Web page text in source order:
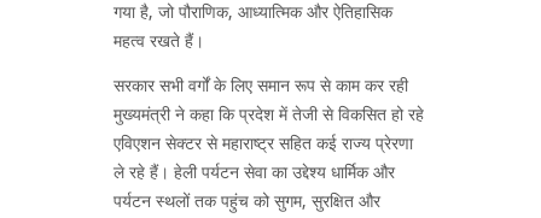
गया है, जो पौराणिक, आध्यात्मिक और ऐतिहासिक
महत्व रखते हैं।
सरकार सभी वर्गों के लिए समान रूप से काम कर रही
मुख्यमंत्री ने कहा कि प्रदेश में तेजी से विकसित हो रहे
एविएशन सेक्टर से महाराष्ट्र सहित कई राज्य प्रेरणा
ले रहे हैं। हेली पर्यटन सेवा का उद्देश्य धार्मिक और
पर्यटन स्थलों तक पहुंच को सुगम, सुरक्षित और